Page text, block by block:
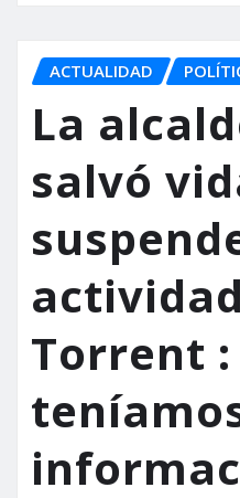
ACTUALIDAD
La
salvó
Torrent :